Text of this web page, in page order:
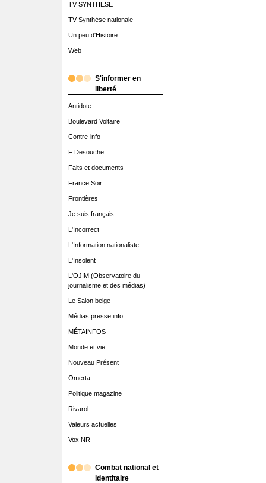
TV SYNTHESE
TV Synthèse nationale
Un peu d'Histoire
Web
S'informer en
liberté
Antidote
Boulevard Voltaire
Contre-info
F Desouche
Faits et documents
France Soir
Frontières
Je suis français
L'Incorrect
L'Information nationaliste
L'Insolent
L'OJIM (Observatoire du
journalisme et des médias)
Le Salon beige
Médias presse info
MÉTAINFOS
Monde et vie
Nouveau Présent
Omerta
Politique magazine
Rivarol
Valeurs actuelles
Vox NR
Combat national et
identitaire